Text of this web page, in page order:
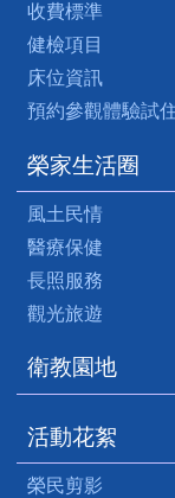
收費標準
健檢項目
床位資訊
預約參觀體驗試
榮家生活圈
風土民情
醫療保健
長照服務
觀光旅遊
衛教園地
活動花絮
榮民剪影